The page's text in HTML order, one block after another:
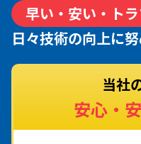
早い・安い・ト
日々技術の向上に努
当社
安心・